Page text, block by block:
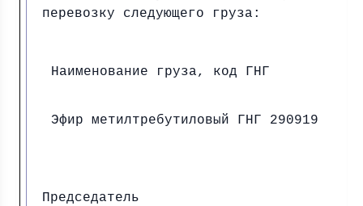
перевозку следующего груза:
Наименование груза, код ГНГ
Эфир метилтребутиловый ГНГ 290919
Председатель